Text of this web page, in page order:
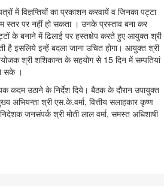
में विज्ञप्तियों का प्रकाशन करवायें व जिनका पट्टा
स्तर पर नहीं हो सकता । उनके प्रस्ताव बना कर
के बनाने में ढिलाई पर हस्तक्षेप करते हुए आयुक्त श्री
है इसलिये इन्हें बदला जाना उचित होगा। आयुक्त श्री
श्री शशिकान्त के सहयोग से 15 दिन में सम्पतियां
सके ।
कदम उठाने के निर्देश दिये। बैठक के दौरान उपायुक्त
अभियन्ता श्री एस.के.वर्मा, वित्तीय सलाहकार कृष्ण
जनसंपर्क श्री मोती लाल वर्मा, समस्त अधिशाषी